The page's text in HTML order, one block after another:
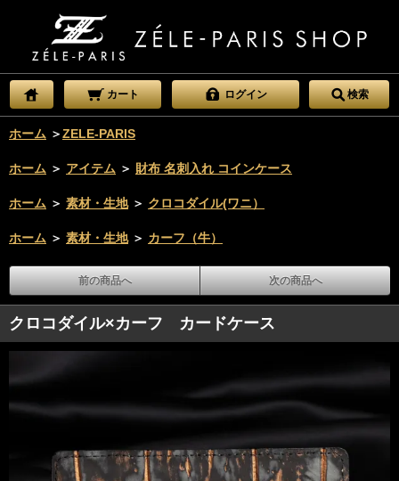
カート ログイン 検索
ホーム ＞ZELE-PARIS
ホーム ＞ アイテム ＞ 財布 名刺入れ コインケース
ホーム ＞ 素材・生地 ＞ クロコダイル(ワニ）
ホーム ＞ 素材・生地 ＞ カーフ（牛）
前の商品へ 次の商品へ
クロコダイル×カーフ カードケース